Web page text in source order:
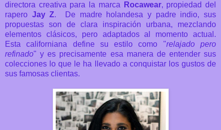
directora creativa para la marca
Rocawear, propiedad del
rapero Jay Z. De madre holandesa y padre indio, sus
propuestas son de clara inspiración urbana, mezclando
elementos clásicos, pero adaptados al momento actual.
Esta californiana define su estilo como "relajado pero
refinado" y es precisamente esa manera de entender sus
colecciones lo que le ha llevado a conquistar los gustos de
sus famosas clientas.